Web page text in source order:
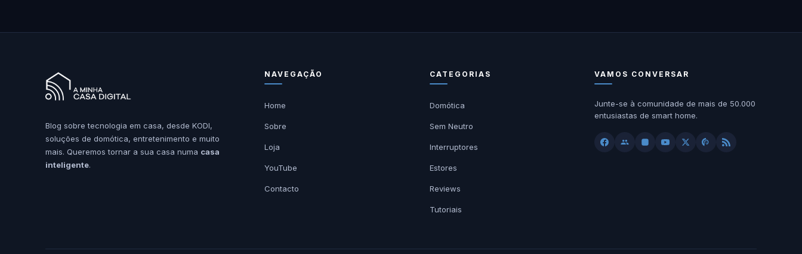
Blog sobre tecnologia em casa, desde KODI,
soluções de domótica, entretenimento e muito
mais. Queremos tornar a sua casa numa casa
inteligente.
NAVEGAÇÃO
Home
Sobre
Loja
YouTube
Contacto
CATEGORIAS
Domótica
Sem Neutro
Interruptores
Estores
Reviews
Tutoriais
VAMOS CONVERSAR
Junte-se à comunidade de mais de 50.000
entusiastas de smart home.